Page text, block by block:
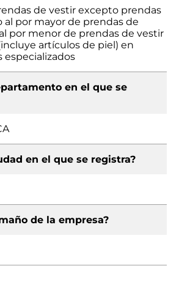
de vestir excepto prendas
al por mayor de prendas de
por menor de prendas de vestir
artículos de piel) en
en el que se
en el que se registra?
de la empresa?